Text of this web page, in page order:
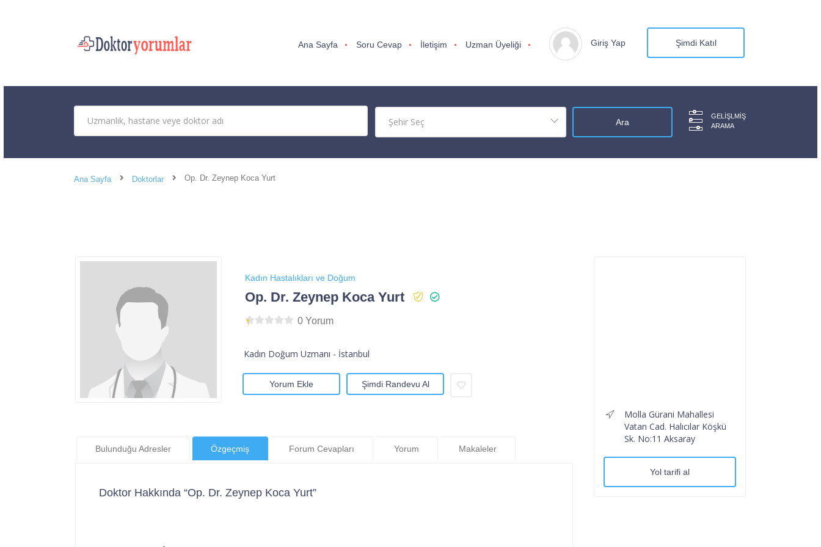
Ana Sayfa Soru Cevap İletişim Uzman Üyeliği Giriş Yap Şimdi Katıl
GELIŞLMIŞ
ARAMA
Ana Sayfa Doktorlar Op. Dr. Zeynep Koca Yurt
Kadın Hastalıkları ve Doğum
Op. Dr. Zeynep Koca Yurt
0 Yorum
Kadın Doğum Uzmanı - İstanbul
Yorum Ekle Şimdi Randevu Al
Bulunduğu Adresler Özgeçmiş Forum Cevapları Yorum Makaleler
Doktor Hakkında “Op. Dr. Zeynep Koca Yurt”
Molla Gürani Mahallesi
Vatan Cad. Halıcılar Köşkü
Sk. No:11 Aksaray
Yol tarifi al